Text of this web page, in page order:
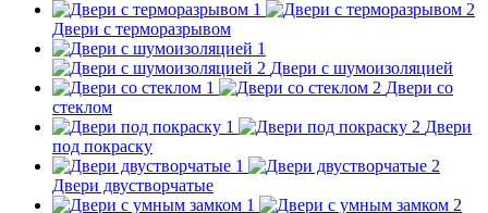
Двери с терморазрывом
Двери с шумоизоляцией
Двери со
стеклом
Двери
под покраску
Двери двустворчатые